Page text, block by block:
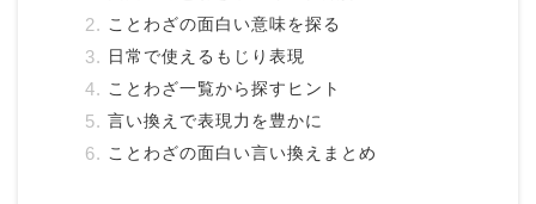
ことわざの面白い意味を探る
日常で使えるもじり表現
ことわざ一覧から探すヒント
言い換えで表現力を豊かに
ことわざの面白い言い換えまとめ